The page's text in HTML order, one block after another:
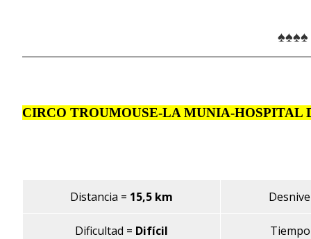
♠♠♠♠
CIRCO TROUMOUSE-LA MUNIA-HOSPITAL
Distancia = 15,5 km
Dificultad = Difícil